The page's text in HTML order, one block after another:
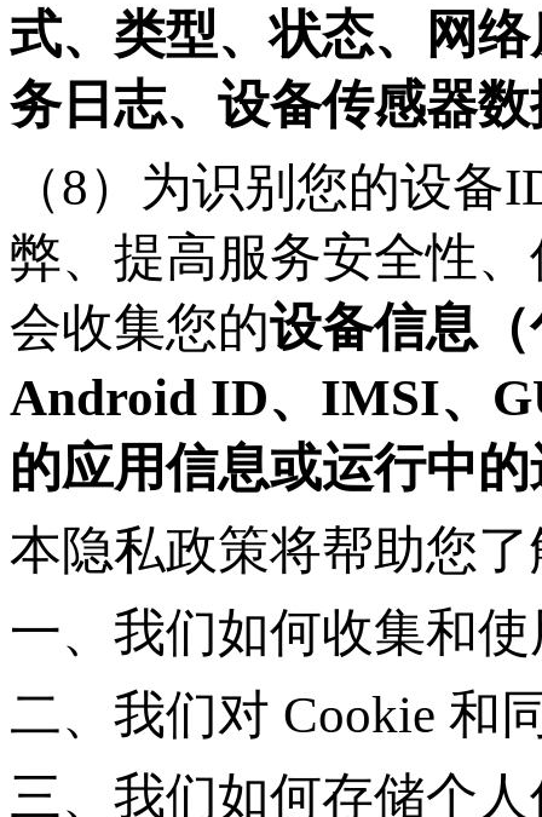
式、类型、状态、网
务日志、设备传感器数
（8）为识别您的设备
弊、提高服务安全性
会收集您的设备信息
Android ID、IMSI、
的应用信息或运行中
本隐私政策将帮助您
一、我们如何收集和
二、我们对 Cookie 和
三、我们如何存储个